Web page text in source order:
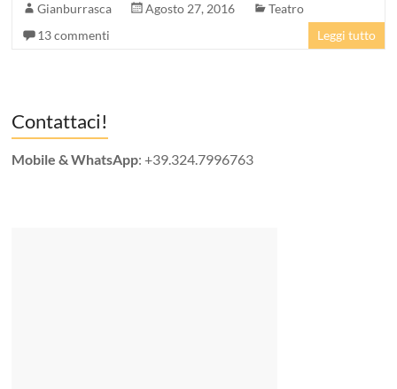
Gianburrasca Agosto 27, 2016
Teatro
13 commenti
Leggi tutto
Contattaci!
Mobile & WhatsApp: +39.324.7996763